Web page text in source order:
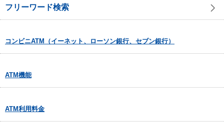
フリーワード検索
コンビニATM（イーネット、ローソン銀行、セブン銀行）
ATM機能
ATM利用料金